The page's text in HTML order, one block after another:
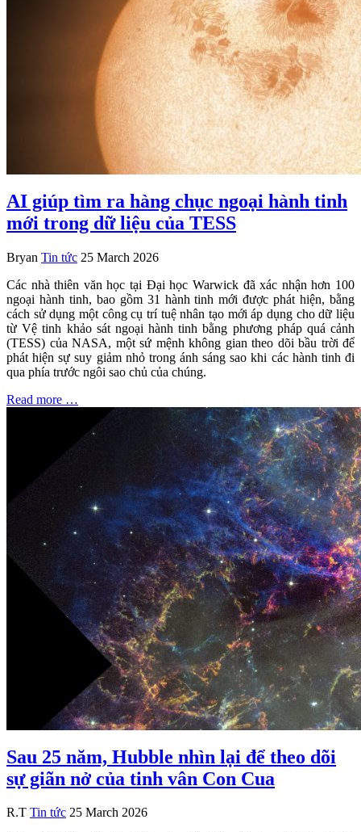
AI giúp tìm ra hàng chục ngoại hành tinh
mới trong dữ liệu của TESS
Bryan Tin tức 25 March 2026
Các nhà thiên văn học tại Đại học Warwick đã xác nhận hơn 100
ngoại hành tinh, bao gồm 31 hành tinh mới được phát hiện, bằng
cách sử dụng một công cụ trí tuệ nhân tạo mới áp dụng cho dữ liệu
từ Vệ tinh khảo sát ngoại hành tinh bằng phương pháp quá cảnh
(TESS) của NASA, một sứ mệnh không gian theo dõi bầu trời để
phát hiện sự suy giảm nhỏ trong ánh sáng sao khi các hành tinh đi
qua phía trước ngôi sao chủ của chúng.
Read more …
Sau 25 năm, Hubble nhìn lại để theo dõi
sự giãn nở của tinh vân Con Cua
R.T Tin tức 25 March 2026